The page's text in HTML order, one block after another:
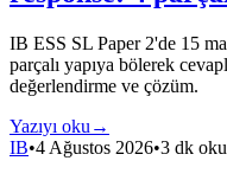
IB ESS SL Paper 2'de 15
parçalı yapıya bölerek
değerlendirme ve çözüm.
Yazıyı oku →
IB•4 Ağustos 2026•3 dk